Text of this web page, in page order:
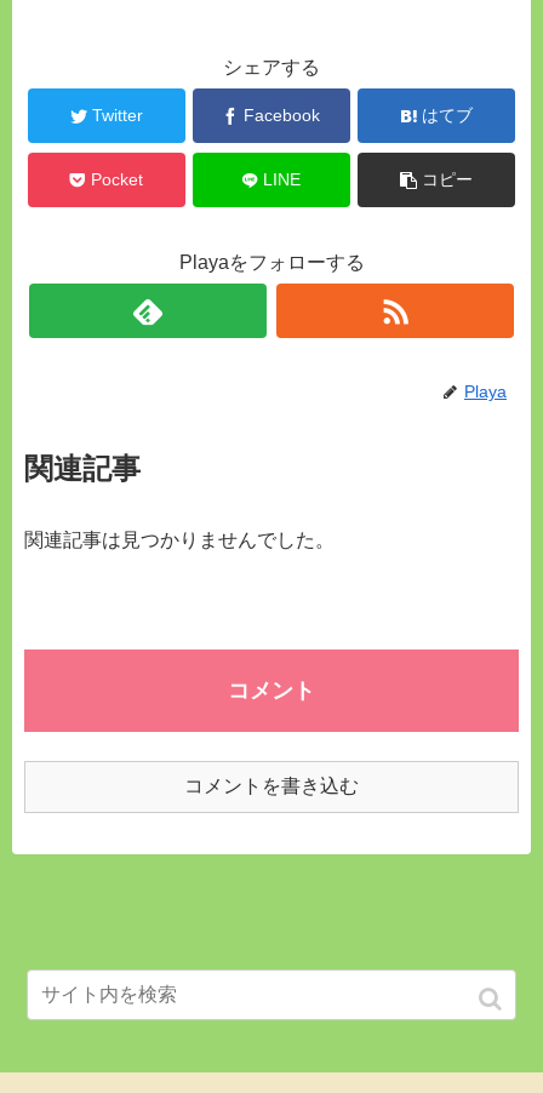
シェアする
Twitter Facebook はてブ
Pocket LINE コピー
Playaをフォローする
Playa
関連記事
関連記事は見つかりませんでした。
コメント
コメントを書き込む